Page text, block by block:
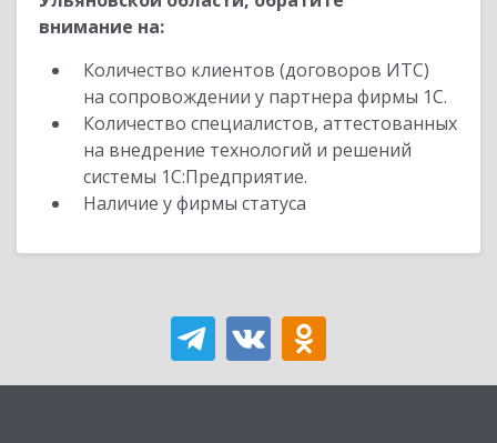
внимание на:
Количество клиентов (договоров ИТС)
на сопровождении у партнера фирмы 1С.
Количество специалистов, аттестованных
на внедрение технологий и решений
системы 1С:Предприятие.
Наличие у фирмы статуса